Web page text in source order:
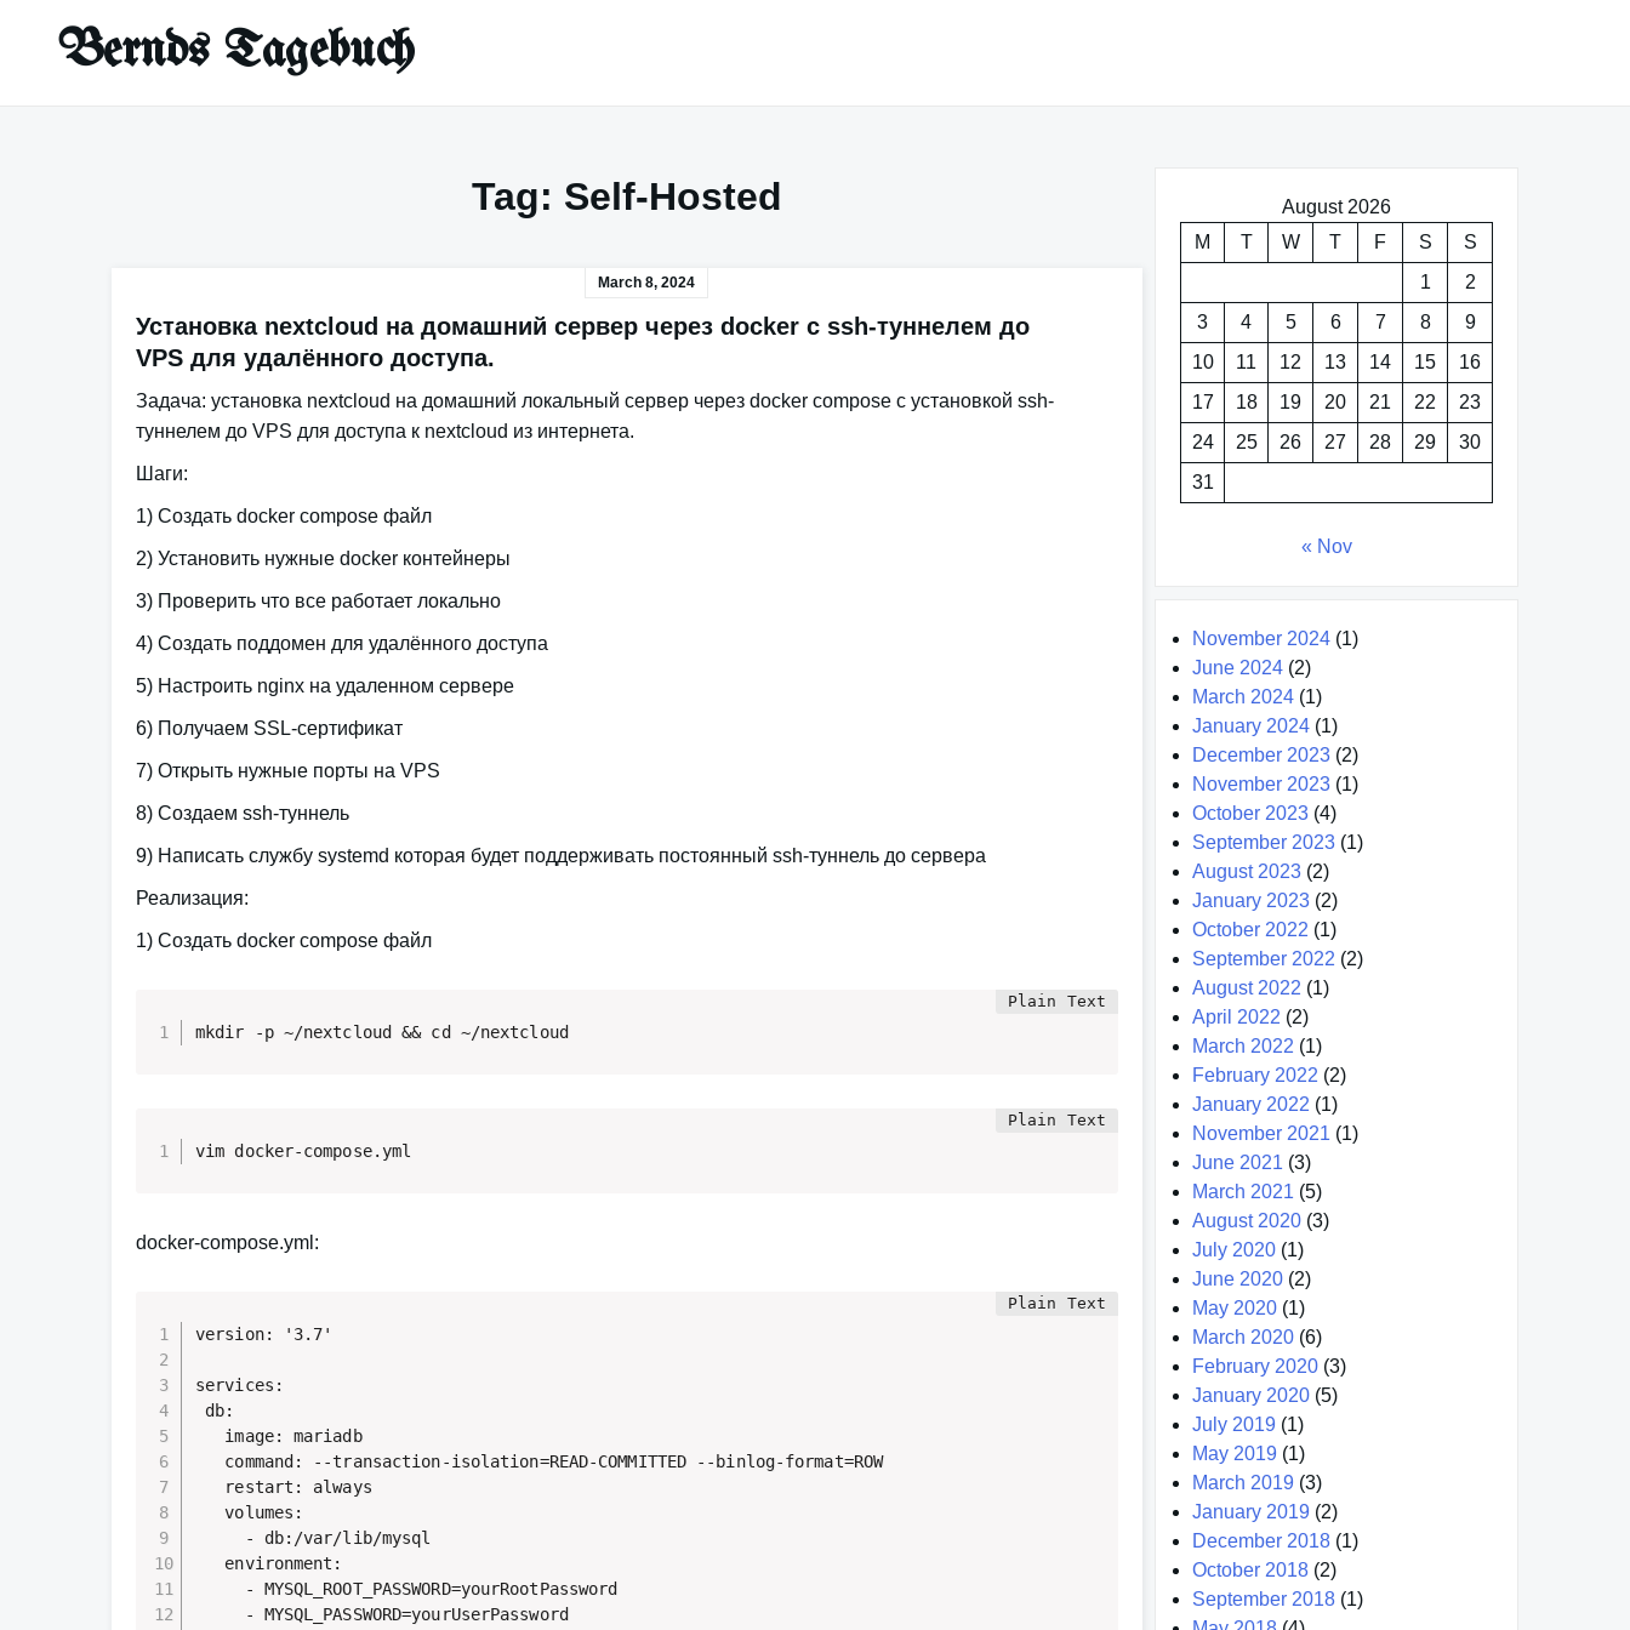
Bernds Tagebuch
Tag: Self-Hosted
March 8, 2024
Установка nextcloud на домашний сервер через docker с ssh-туннелем до
VPS для удалённого доступа.
Задача: установка nextcloud на домашний локальный сервер через docker compose с установкой ssh-
туннелем до VPS для доступа к nextcloud из интернета.
Шаги:
1) Создать docker compose файл
2) Установить нужные docker контейнеры
3) Проверить что все работает локально
4) Создать поддомен для удалённого доступа
5) Настроить nginx на удаленном сервере
6) Получаем SSL-сертификат
7) Открыть нужные порты на VPS
8) Создаем ssh-туннель
9) Написать службу systemd которая будет поддерживать постоянный ssh-туннель до сервера
Реализация:
1) Создать docker compose файл
mkdir -p ~/nextcloud && cd ~/nextcloud
vim docker-compose.yml
docker-compose.yml:
version: '3.7'
services:
db:
image: mariadb
command: --transaction-isolation=READ-COMMITTED --binlog-format=ROW
restart: always
volumes:
- db:/var/lib/mysql
environment:
- MYSQL_ROOT_PASSWORD=yourRootPassword
- MYSQL_PASSWORD=yourUserPassword
August 2026
M
T W T F S
S
1
2
3
4 5 6 7 8
9
10
11 12 13 14 15
16
17
18 19 20 21 22
23
24
25 26 27 28 29
30
31
« Nov
November 2024 (1)
June 2024 (2)
March 2024 (1)
January 2024 (1)
December 2023 (2)
November 2023 (1)
October 2023 (4)
September 2023 (1)
August 2023 (2)
January 2023 (2)
October 2022 (1)
September 2022 (2)
August 2022 (1)
April 2022 (2)
March 2022 (1)
February 2022 (2)
January 2022 (1)
November 2021 (1)
June 2021 (3)
March 2021 (5)
August 2020 (3)
July 2020 (1)
June 2020 (2)
May 2020 (1)
March 2020 (6)
February 2020 (3)
January 2020 (5)
July 2019 (1)
May 2019 (1)
March 2019 (3)
January 2019 (2)
December 2018 (1)
October 2018 (2)
September 2018 (1)